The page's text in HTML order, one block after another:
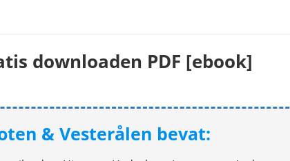
downloaden PDF [ebook]
& Vesterålen bevat: